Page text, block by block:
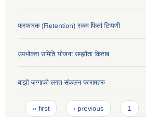
फरफारक (Retention) रकम फिर्ता टिप्पणी
उपभोक्ता समिति योजना सम्झौता किताब
बाझो जग्गाको लगत संकलन फारामहरु
Pages
« first ‹ previous 1